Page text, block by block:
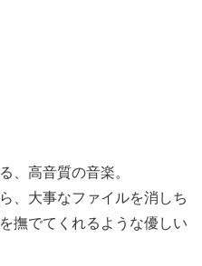
、高音質の音楽。
、大事なファイルを消しち
撫でてくれるような優しい